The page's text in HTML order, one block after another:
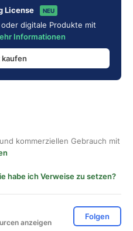
License NEU
digitale Produkte mit
Informationen
kaufen
kommerziellen Gebrauch mit
habe ich Verweise zu setzen?
anzeigen
Folgen